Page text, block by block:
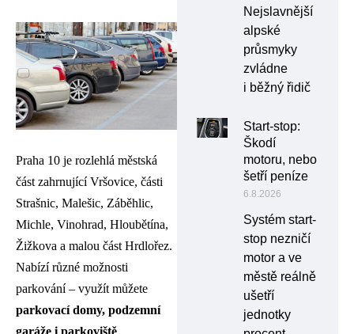
Praha 10 je rozlehlá městská
část zahrnující Vršovice, části
Strašnic, Malešic, Záběhlic,
Michle, Vinohrad, Hloubětína,
Žižkova a malou část Hrdlořez.
Nabízí různé možnosti
parkování – využít můžete
parkovací domy, podzemní
Nejslavnější
alpské
průsmyky
zvládne
i běžný řidič
Start-stop:
Škodí
motoru, nebo
šetří peníze
6.8.2026
Systém start-
stop nezničí
motor a ve
městě reálně
ušetří
jednotky